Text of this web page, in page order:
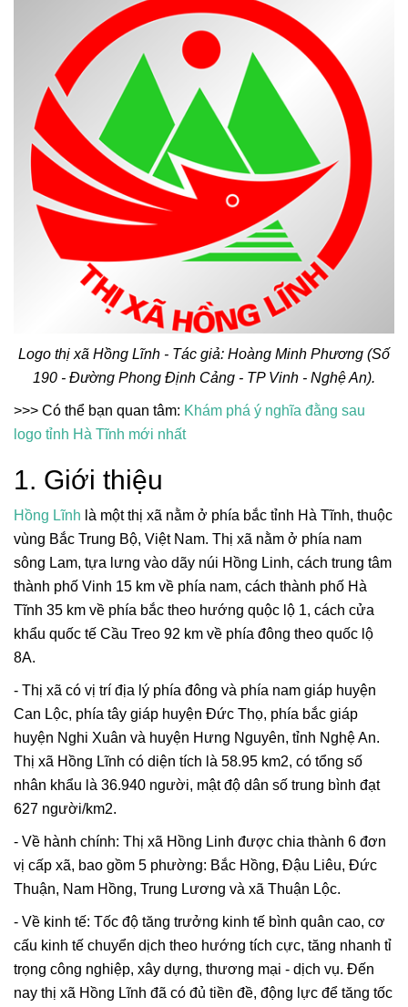
Logo thị xã Hồng Lĩnh - Tác giả: Hoàng Minh Phương (Số
190 - Đường Phong Định Cảng - TP Vinh - Nghệ An).
>>> Có thể bạn quan tâm: Khám phá ý nghĩa đằng sau
logo tỉnh Hà Tĩnh mới nhất
1. Giới thiệu
Hồng Lĩnh là một thị xã nằm ở phía bắc tỉnh Hà Tĩnh, thuộc
vùng Bắc Trung Bộ, Việt Nam. Thị xã nằm ở phía nam
sông Lam, tựa lưng vào dãy núi Hồng Linh, cách trung tâm
thành phố Vinh 15 km về phía nam, cách thành phố Hà
Tĩnh 35 km về phía bắc theo hướng quộc lộ 1, cách cửa
khẩu quốc tế Cầu Treo 92 km về phía đông theo quốc lộ
8A.
- Thị xã có vị trí địa lý phía đông và phía nam giáp huyện
Can Lộc, phía tây giáp huyện Đức Thọ, phía bắc giáp
huyện Nghi Xuân và huyện Hưng Nguyên, tỉnh Nghệ An.
Thị xã Hồng Lĩnh có diện tích là 58.95 km2, có tổng số
nhân khẩu là 36.940 người, mật độ dân số trung bình đạt
627 người/km2.
- Về hành chính: Thị xã Hồng Linh được chia thành 6 đơn
vị cấp xã, bao gồm 5 phường: Bắc Hồng, Đậu Liêu, Đức
Thuận, Nam Hồng, Trung Lương và xã Thuận Lộc.
- Về kinh tế: Tốc độ tăng trưởng kinh tế bình quân cao, cơ
cấu kinh tế chuyển dịch theo hướng tích cực, tăng nhanh tỉ
trọng công nghiệp, xây dựng, thương mại - dịch vụ. Đến
nay thị xã Hồng Lĩnh đã có đủ tiền đề, động lực để tăng tốc